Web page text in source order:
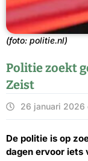
(foto: politie.nl)
Politie zoekt
Zeist
26 januari 2026
De politie is op
dagen ervoor iets